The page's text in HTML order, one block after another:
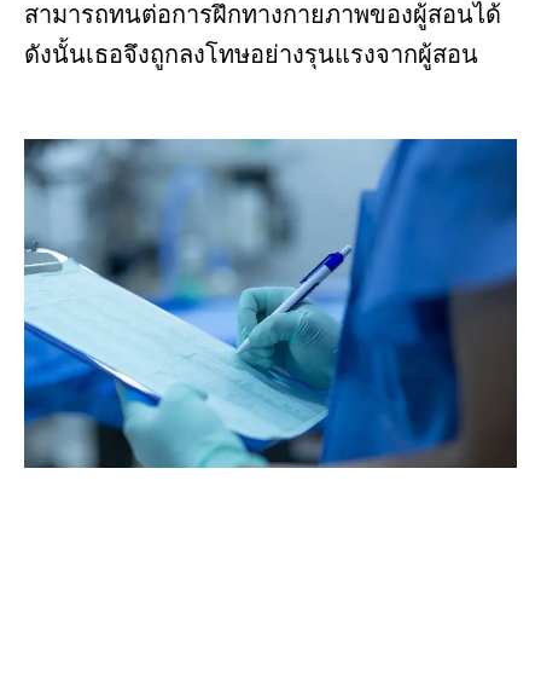
สามารถทนต่อการฝึกทางกายภาพของผู้สอนได้
ดังนั้นเธอจึงถูกลงโทษอย่างรุนแรงจากผู้สอน